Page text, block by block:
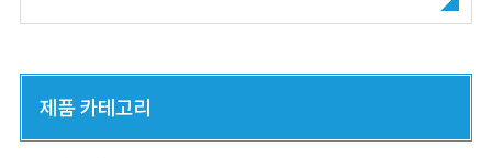
제품 카테고리